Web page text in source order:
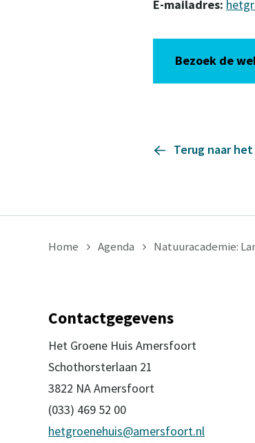
E-mailadres:
Bezoek de
Terug naar
Home Agenda Natuuracademie:
Contactgegevens
Het Groene Huis Amersfoort
Schothorsterlaan 21
3822 NA Amersfoort
(033) 469 52 00
hetgroenehuis@amersfoort.nl